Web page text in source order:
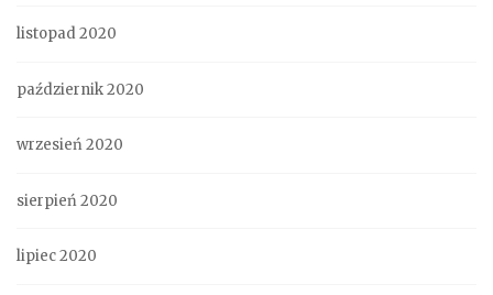
listopad 2020
październik 2020
wrzesień 2020
sierpień 2020
lipiec 2020